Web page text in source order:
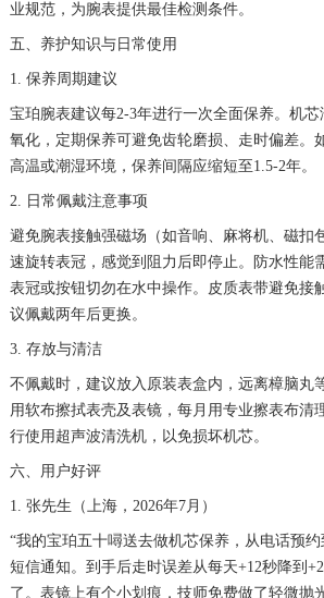
业规范，为腕表提供最佳检测条件。
五、养护知识与日常使用
1. 保养周期建议
宝珀腕表建议每2-3年进行一次全面保养。机
氧化，定期保养可避免齿轮磨损、走时偏差。
高温或潮湿环境，保养间隔应缩短至1.5-2年。
2. 日常佩戴注意事项
避免腕表接触强磁场（如音响、麻将机、磁扣
速旋转表冠，感觉到阻力后即停止。防水性能
表冠或按钮切勿在水中操作。皮质表带避免接
议佩戴两年后更换。
3. 存放与清洁
不佩戴时，建议放入原装表盒内，远离樟脑丸
用软布擦拭表壳及表镜，每月用专业擦表布清
行使用超声波清洗机，以免损坏机芯。
六、用户好评
1. 张先生（上海，2026年7月）
“我的宝珀五十噚送去做机芯保养，从电话预
短信通知。到手后走时误差从每天+12秒降到
了。表镜上有个小划痕，技师免费做了轻微抛